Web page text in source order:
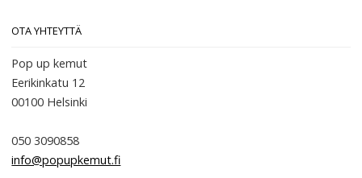
OTA YHTEYTTÄ
Pop up kemut
Eerikinkatu 12
00100 Helsinki
050 3090858
info@popupkemut.fi